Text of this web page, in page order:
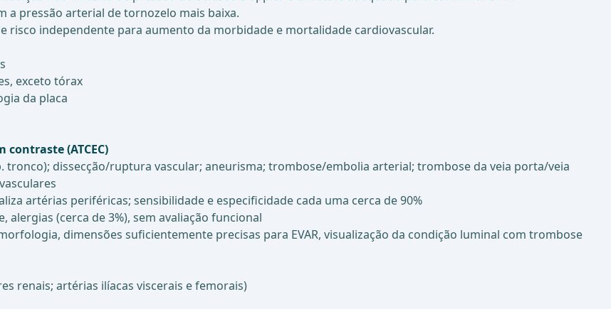
a pressão arterial de tornozelo mais baixa.
independente para aumento da morbidade e mortalidade cardiovascular.
exceto tórax
da placa
(ATCEC)
tronco); dissecção/ruptura vascular; aneurisma; trombose/embolia arterial; trombose da veia porta/veia
artérias periféricas; sensibilidade e especificidade cada uma cerca de 90%
alergias (cerca de 3%), sem avaliação funcional
dimensões suficientemente precisas para EVAR, visualização da condição luminal com trombose
renais; artérias ilíacas viscerais e femorais)